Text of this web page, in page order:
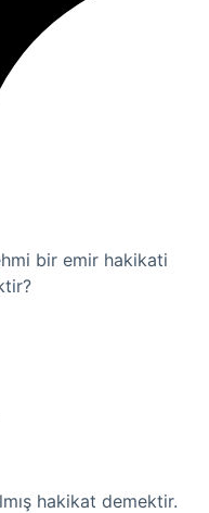
bir emir hakikati
hakikat demektir.